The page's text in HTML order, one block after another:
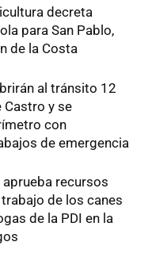
decreta
para San Pablo,
de la Costa
al tránsito 12
Castro y se
con
de emergencia
recursos
de los canes
de la PDI en la